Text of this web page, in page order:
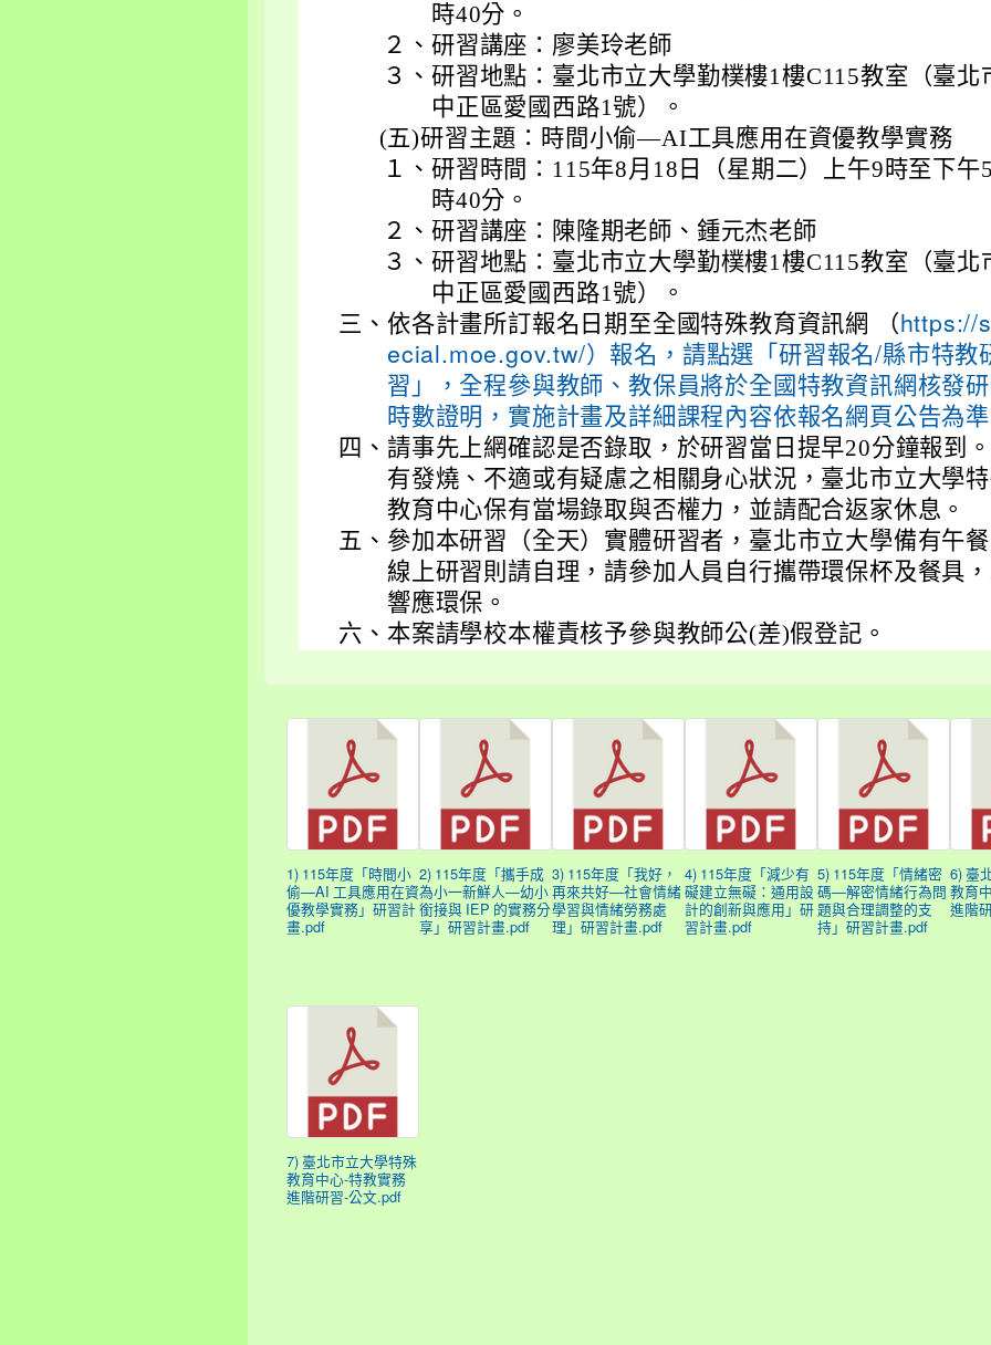
時40分。
２、 研習講座：廖美玲老師
３、 研習地點：臺北市立大學勤樸樓1樓C115教室（臺北
中正區愛國西路1號）。
(五)研習主題：時間小偷—AI工具應用在資優教學實務
１、 研習時間：115年8月18日（星期二）上午9時至下午5
時40分。
２、 研習講座：陳隆期老師、鍾元杰老師
３、 研習地點：臺北市立大學勤樸樓1樓C115教室（臺北
中正區愛國西路1號）。
三、 依各計畫所訂報名日期至全國特殊教育資訊網 （ https://
ecial.moe.gov.tw/）報名，請點選「研習報名/縣市特教
習」，全程參與教師、教保員將於全國特教資訊網核發
時數證明，實施計畫及詳細課程內容依報名網頁公告為準
四、 請事先上網確認是否錄取，於研習當日提早20分鐘報到
有發燒、不適或有疑慮之相關身心狀況，臺北市立大學
教育中心保有當場錄取與否權力，並請配合返家休息。
五、 參加本研習（全天）實體研習者，臺北市立大學備有午餐
線上研習則請自理，請參加人員自行攜帶環保杯及餐具
響應環保。
六、 本案請學校本權責核予參與教師公(差)假登記。
1) 115年度「時間小
偷—AI 工具應用在資
優教學實務」研習計
畫.pdf
2) 115年度「攜手成
為小一新鮮人—幼小
銜接與 IEP 的實務分
享」研習計畫.pdf
3) 115年度「我好，
再來共好—社會情緒
學習與情緒勞務處
理」研習計畫.pdf
4) 115年度「減少有
礙建立無礙：通用設
計的創新與應用」研
習計畫.pdf
5) 115年度「情緒密
碼—解密情緒行為問
題與合理調整的支
持」研習計畫.pdf
6) 臺
教育
進階
7) 臺北市立大學特殊
教育中心-特教實務
進階研習-公文.pdf